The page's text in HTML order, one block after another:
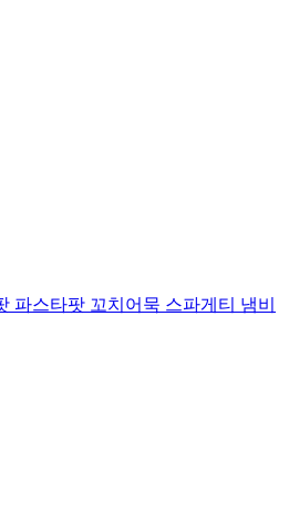
파스타팟 꼬치어묵 스파게티 냄비